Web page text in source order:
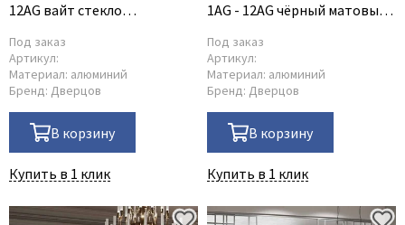
12AG вайт стекло
Под заказ
Артикул:
Материал: алюминий
Бренд: Дверцов
В корзину
Купить в 1 клик
1AG - 12AG чёрный матовый
Под заказ
Артикул:
Материал: алюминий
Бренд: Дверцов
В корзину
Купить в 1 клик